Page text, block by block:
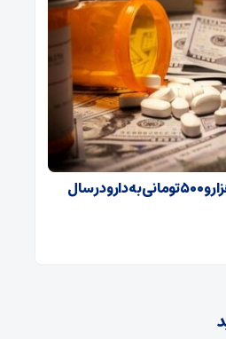
تداوم تخصیص ارز ۲۸ هزار و ۵۰۰ تومانی به دارو در سال